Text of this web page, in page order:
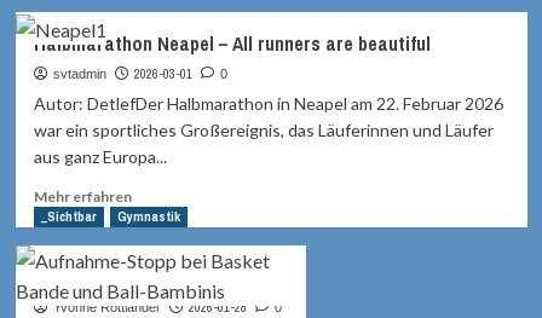
Workshop
Starke
Kids
Halbmarathon Neapel – All runners are beautiful
svtadmin 2026-03-01 0
Autor: DetlefDer Halbmarathon in Neapel am 22. Februar 2026
war ein sportliches Großereignis, das Läuferinnen und Läufer
aus ganz Europa...
Mehr erfahrenMehr
Informationen
Halbmarathon
Neapel
–
_Sichtbar Gymnastik
Aufnahme-Stopp
Yvonne Rottländer 2026-01-28 0